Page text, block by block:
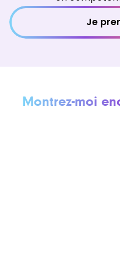
Je
Montrez-moi